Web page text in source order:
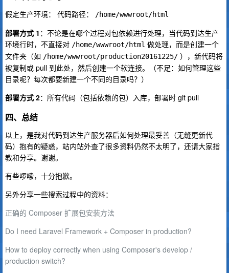
假定生产环境： 代码路径： /home/wwwroot/html
部署方式 1 ：不论是在哪个过程对包依赖进行处理，当代码到达生产
环境行时，不直接对 /home/wwwroot/html 做处理，而是创建一个
文件夹（如 /home/wwwroot/production20161225/ ），新代码将
被复制或 pull 到此处，然后创建一个软连接。（不足：如何管理这些
目录呢？每次都要新建一个不同的目录吗？）
部署方式 2：所有代码（包括依赖的包）入库，部署时 git pull
四、总结
以上，是我对代码到达生产服务器后如何处理最妥善（无缝更新代
码）抱有的疑惑，站内站外查了很多资料仍然不太明了，还请大家指
教和分享。谢谢。
有些啰嗦，十分抱歉。
另外分享一些搜索过程中的资料：
正确的 Composer 扩展包安装方法
Do I need Laravel Framework + Composer in production?
How to deploy correctly when using Composer's develop /
production switch?